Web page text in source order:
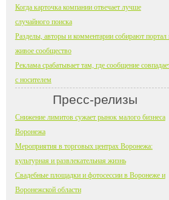
Когда карточка компании отвечает лучше
случайного поиска
Разделы, авторы и комментарии собирают портал
живое сообщество
Реклама срабатывает там, где сообщение
с носителем
Пресс-релизы
Снижение лимитов сужает рынок малого бизнеса
Воронежа
Мероприятия в торговых центрах Воронежа:
культурная и развлекательная жизнь
Свадебные площадки и фотосессии в Воронеже и
Воронежской области